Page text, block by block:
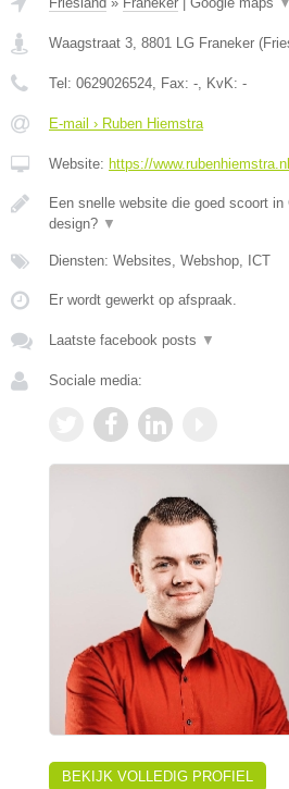
Waagstraat 3, 8801 LG Franeker (
Tel: 0629026524, Fax: -, KvK: -
E-mail › Ruben Hiemstra
Website: https://www.rubenhiemstra.nl
Een snelle website die goed scoort
design? ▼
Diensten: Websites, Webshop, ICT
Er wordt gewerkt op afspraak.
Laatste facebook posts ▼
Sociale media:
BEKIJK VOLLEDIG PROFIEL